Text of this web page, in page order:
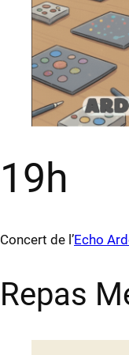
19h
Concert de l’Echo
Repas